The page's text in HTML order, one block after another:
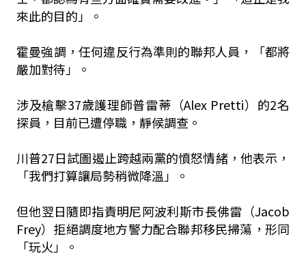
來此的目的」。
霍曼強調，任何違反行為準則的聯邦人員，「都將
嚴加對待」。
涉及槍擊37歲護理師普雷蒂（Alex Pretti）的2名
探員，目前已遭停職，靜候調查。
川普27日試圖遏止跨越兩黨的憤怒情緒，他表示，
「我們打算讓局勢稍微降溫」。
但他翌日隨即指責明尼阿波利斯市長佛雷（Jacob
Frey）拒絕調度地方警力配合聯邦移民掃蕩，形同
「玩火」。